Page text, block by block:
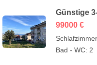
Günstige
Wohnung
in Sugözü
Euro
99000 €
Bad - WC: 2